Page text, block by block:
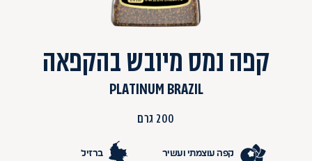
קפה נמס מיובש בהקפאה
PLATINUM BRAZIL
200 גרם
קפה עוצמתי ועשיר ברזיל